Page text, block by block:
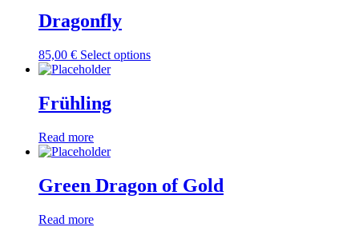
Dragonfly
85,00 € Select options
Frühling
Read more
Green Dragon of Gold
Read more